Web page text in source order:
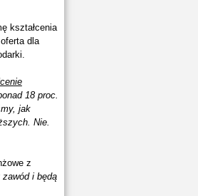
kształcenia
dla
18 proc.
jak
Nie.
z
i będą